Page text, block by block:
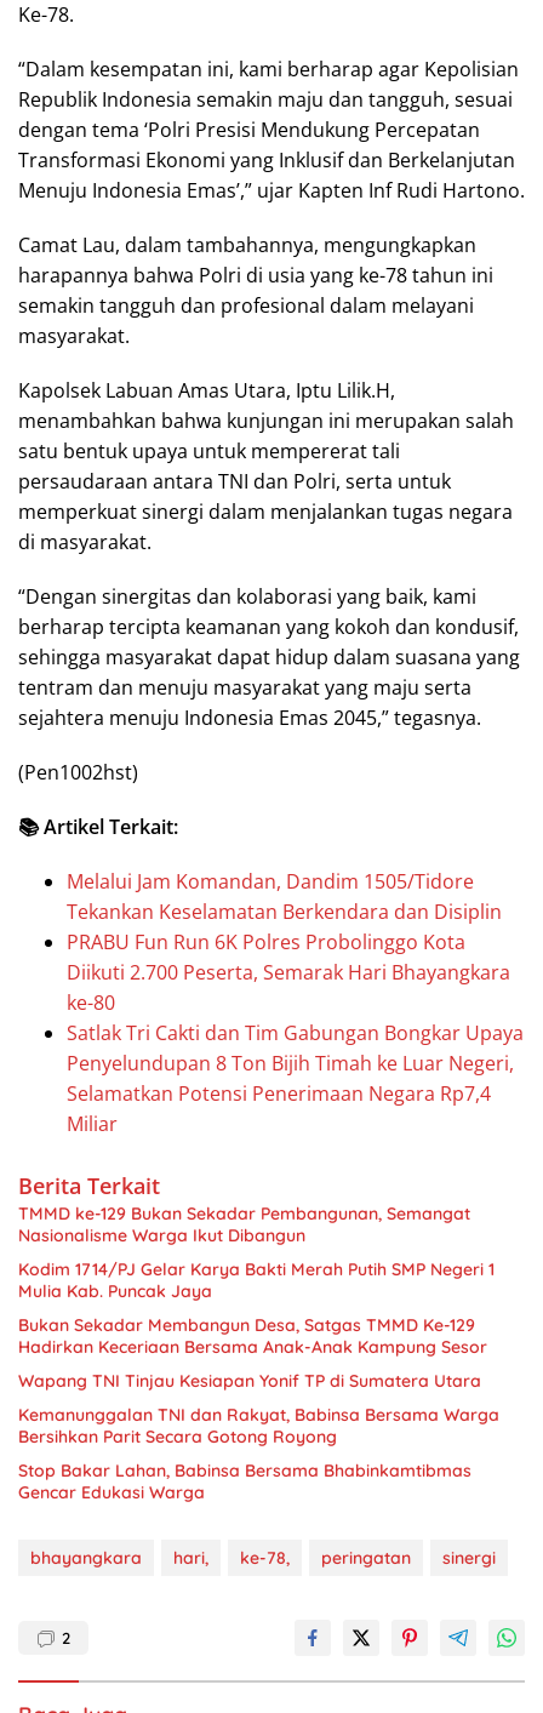
Ke-78.
“Dalam kesempatan ini, kami berharap agar Kepolisian
Republik Indonesia semakin maju dan tangguh, sesuai
dengan tema ‘Polri Presisi Mendukung Percepatan
Transformasi Ekonomi yang Inklusif dan Berkelanjutan
Menuju Indonesia Emas’,” ujar Kapten Inf Rudi Hartono.
Camat Lau, dalam tambahannya, mengungkapkan
harapannya bahwa Polri di usia yang ke-78 tahun ini
semakin tangguh dan profesional dalam melayani
masyarakat.
Kapolsek Labuan Amas Utara, Iptu Lilik.H,
menambahkan bahwa kunjungan ini merupakan salah
satu bentuk upaya untuk mempererat tali
persaudaraan antara TNI dan Polri, serta untuk
memperkuat sinergi dalam menjalankan tugas negara
di masyarakat.
“Dengan sinergitas dan kolaborasi yang baik, kami
berharap tercipta keamanan yang kokoh dan kondusif,
sehingga masyarakat dapat hidup dalam suasana yang
tentram dan menuju masyarakat yang maju serta
sejahtera menuju Indonesia Emas 2045,” tegasnya.
(Pen1002hst)
📚 Artikel Terkait:
Melalui Jam Komandan, Dandim 1505/Tidore
Tekankan Keselamatan Berkendara dan Disiplin
PRABU Fun Run 6K Polres Probolinggo Kota
Diikuti 2.700 Peserta, Semarak Hari Bhayangkara
ke-80
Satlak Tri Cakti dan Tim Gabungan Bongkar Upaya
Penyelundupan 8 Ton Bijih Timah ke Luar Negeri,
Selamatkan Potensi Penerimaan Negara Rp7,4
Miliar
Berita Terkait
TMMD ke-129 Bukan Sekadar Pembangunan, Semangat
Nasionalisme Warga Ikut Dibangun
Kodim 1714/PJ Gelar Karya Bakti Merah Putih SMP Negeri 1
Mulia Kab. Puncak Jaya
Bukan Sekadar Membangun Desa, Satgas TMMD Ke-129
Hadirkan Keceriaan Bersama Anak-Anak Kampung Sesor
Wapang TNI Tinjau Kesiapan Yonif TP di Sumatera Utara
Kemanunggalan TNI dan Rakyat, Babinsa Bersama Warga
Bersihkan Parit Secara Gotong Royong
Stop Bakar Lahan, Babinsa Bersama Bhabinkamtibmas
Gencar Edukasi Warga
bhayangkara hari, ke-78, peringatan sinergi
2